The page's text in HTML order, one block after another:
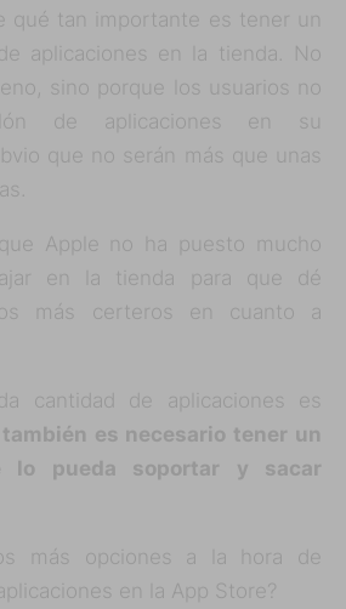
qué tan importante es tener un
aplicaciones en la tienda. No
sino porque los usuarios no
de aplicaciones en su
que no serán más que unas
Apple no ha puesto mucho
en la tienda para que dé
más certeros en cuanto a
cantidad de aplicaciones es
también es necesario tener un
lo pueda soportar y sacar
más opciones a la hora de
en la App Store?